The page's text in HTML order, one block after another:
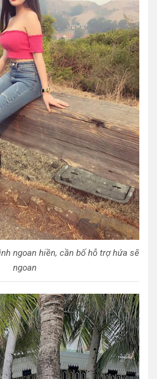
ngoan hiền, cần bố hỗ trợ hứa sẽ
ngoan